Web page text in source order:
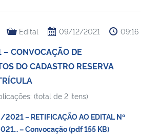
Edital 09/12/2021 09:16
CONVOCAÇÃO DE
DO CADASTRO RESERVA
(total de 2 itens)
– RETIFICAÇÃO AO EDITAL Nº
– Convocação (pdf 155 KB)